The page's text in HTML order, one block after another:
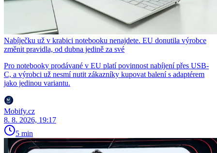
Nabíječku už v krabici notebooku nenajdete. EU donutila výrobce
změnit pravidla, od dubna jedině za své
Pro notebooky prodávané v EU platí povinnost nabíjení přes USB-
C, a výrobci už nesmí nutit zákazníky kupovat balení s adaptérem
jako jedinou variantu.
Mobify.cz
8. 8. 2026, 19:17
5 min